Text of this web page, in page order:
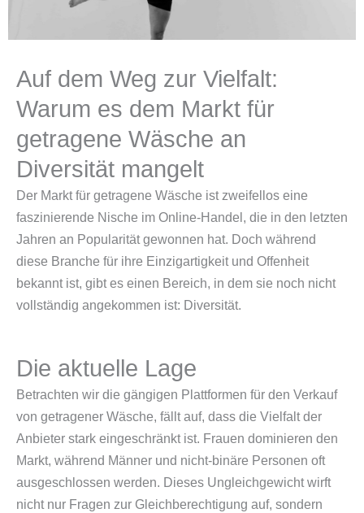
Auf dem Weg zur Vielfalt:
Warum es dem Markt für
getragene Wäsche an
Diversität mangelt
Der Markt für getragene Wäsche ist zweifellos eine
faszinierende Nische im Online-Handel, die in den letzten
Jahren an Popularität gewonnen hat. Doch während
diese Branche für ihre Einzigartigkeit und Offenheit
bekannt ist, gibt es einen Bereich, in dem sie noch nicht
vollständig angekommen ist: Diversität.
Die aktuelle Lage
Betrachten wir die gängigen Plattformen für den Verkauf
von getragener Wäsche, fällt auf, dass die Vielfalt der
Anbieter stark eingeschränkt ist. Frauen dominieren den
Markt, während Männer und nicht-binäre Personen oft
ausgeschlossen werden. Dieses Ungleichgewicht wirft
nicht nur Fragen zur Gleichberechtigung auf, sondern